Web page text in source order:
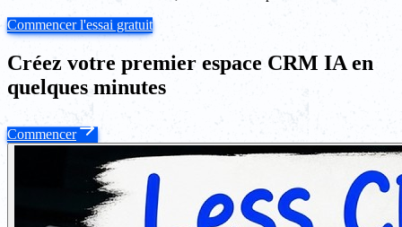
Commencer l'essai gratuit
Créez votre premier espace CRM IA en
quelques minutes
Commencer